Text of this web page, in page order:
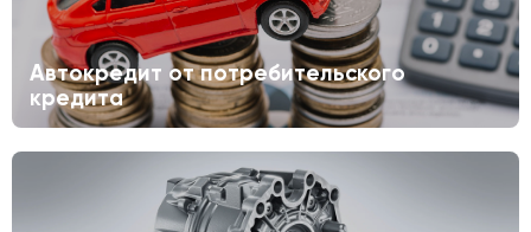
Автокредит от потребительского
кредита